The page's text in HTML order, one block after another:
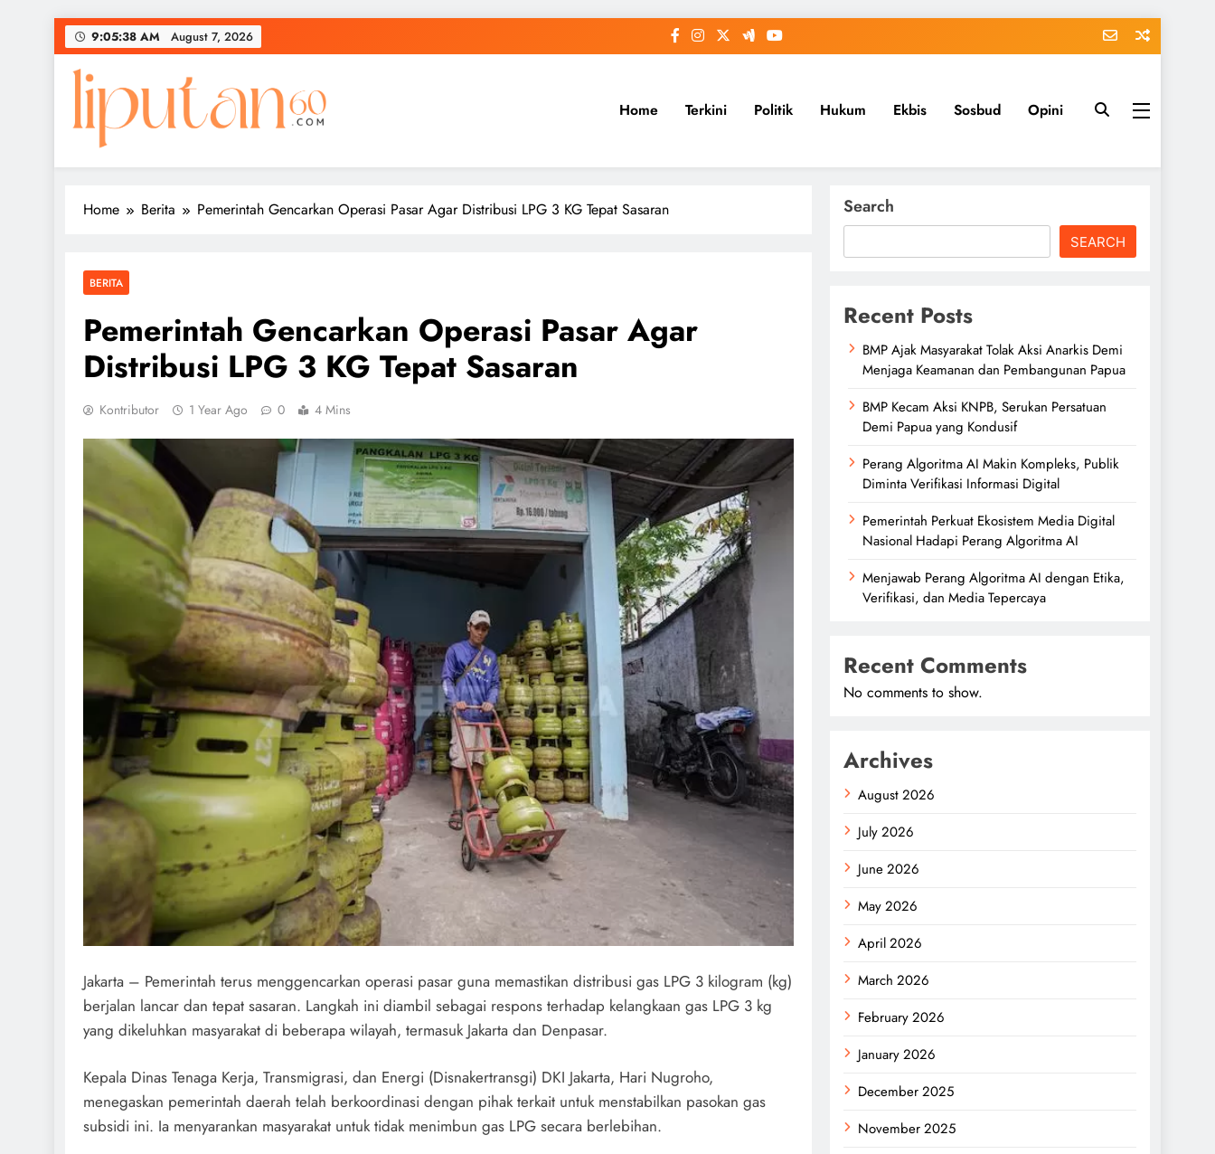
Skip
to
content
9:05:39 AM August 7, 2026
Home Terkini Politik Hukum Ekbis Sosbud Opini
Home Berita Pemerintah Gencarkan Operasi Pasar Agar Distribusi LPG 3 KG Tepat Sasaran
BERITA
Pemerintah Gencarkan Operasi Pasar Agar
Distribusi LPG 3 KG Tepat Sasaran
Kontributor 1 Year Ago 0 4 Mins
Jakarta – Pemerintah terus menggencarkan operasi pasar guna memastikan distribusi gas LPG 3 kilogram (kg)
berjalan lancar dan tepat sasaran. Langkah ini diambil sebagai respons terhadap kelangkaan gas LPG 3 kg
yang dikeluhkan masyarakat di beberapa wilayah, termasuk Jakarta dan Denpasar.
Kepala Dinas Tenaga Kerja, Transmigrasi, dan Energi (Disnakertransgi) DKI Jakarta, Hari Nugroho,
menegaskan pemerintah daerah telah berkoordinasi dengan pihak terkait untuk menstabilkan pasokan gas
subsidi ini. Ia menyarankan masyarakat untuk tidak menimbun gas LPG secara berlebihan.
Search
SEARCH
Recent Posts
BMP Ajak Masyarakat Tolak Aksi Anarkis Demi
Menjaga Keamanan dan Pembangunan Papua
BMP Kecam Aksi KNPB, Serukan Persatuan
Demi Papua yang Kondusif
Perang Algoritma AI Makin Kompleks, Publik
Diminta Verifikasi Informasi Digital
Pemerintah Perkuat Ekosistem Media Digital
Nasional Hadapi Perang Algoritma AI
Menjawab Perang Algoritma AI dengan Etika,
Verifikasi, dan Media Tepercaya
Recent Comments
No comments to show.
Archives
August 2026
July 2026
June 2026
May 2026
April 2026
March 2026
February 2026
January 2026
December 2025
November 2025